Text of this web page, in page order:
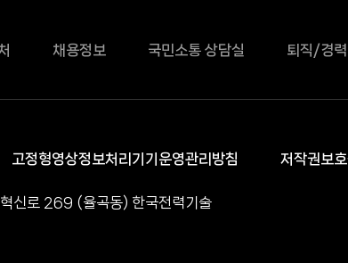
채용정보 국민소통 상담실 퇴직/경력
고정형영상정보처리기기운영관리방침 저작권보
신로 269 (율곡동) 한국전력기술